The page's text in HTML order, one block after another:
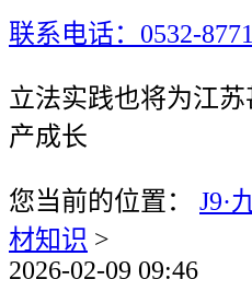
联系电话：0532-
立法实践也将为江
产成长
您当前的位置： J9·
材知识 >
2026-02-09 09:46